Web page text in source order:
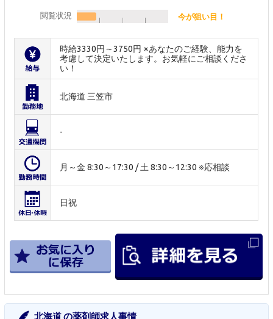
閲覧状況 今が狙い目！
時給3330円～3750円 ※あなたのご経験、能力を
考慮して決定いたします。お気軽にご相談くださ
い！
北海道 三笠市
-
月～金 8:30～17:30 / 土 8:30～12:30 ※応相談
日祝
北海道 の薬剤師求人事情